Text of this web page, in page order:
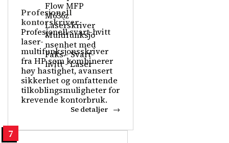
Profesjonell
kontorskriver
Profesjonell svart-hvitt
laser-
multifunksjonsskriver
fra HP som kombinerer
høy hastighet, avansert
sikkerhet og omfattende
tilkoblingsmuligheter for
krevende kontorbruk.
Se detaljer
7